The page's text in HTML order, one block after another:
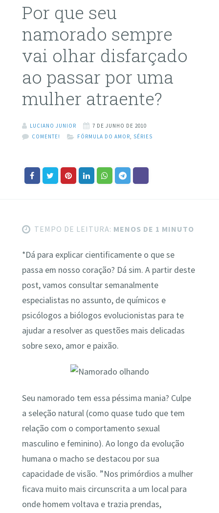
Por que seu
namorado sempre
vai olhar disfarçado
ao passar por uma
mulher atraente?
LUCIANO JUNIOR
7 DE JUNHO DE 2010
COMENTE!
FÓRMULA DO AMOR SÉRIES
TEMPO DE LEITURA: MENOS DE 1 MINUTO
*Dá para explicar cientificamente o que se
passa em nosso coração? Dá sim. A partir deste
post, vamos consultar semanalmente
especialistas no assunto, de químicos e
psicólogos a biólogos evolucionistas para te
ajudar a resolver as questões mais delicadas
sobre sexo, amor e paixão.
Seu namorado tem essa péssima mania? Culpe
a seleção natural (como quase tudo que tem
relação com o comportamento sexual
masculino e feminino). Ao longo da evolução
humana o macho se destacou por sua
capacidade de visão. ”Nos primórdios a mulher
ficava muito mais circunscrita a um local para
onde homem voltava e trazia prendas,